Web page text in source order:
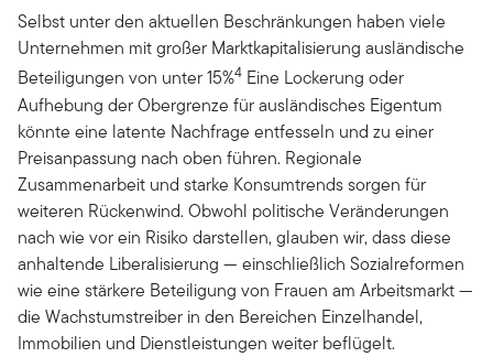
Selbst unter den aktuellen Beschränkungen haben viele
Unternehmen mit großer Marktkapitalisierung ausländische
Beteiligungen von unter 15%4 Eine Lockerung oder
Aufhebung der Obergrenze für ausländisches Eigentum
könnte eine latente Nachfrage entfesseln und zu einer
Preisanpassung nach oben führen. Regionale
Zusammenarbeit und starke Konsumtrends sorgen für
weiteren Rückenwind. Obwohl politische Veränderungen
nach wie vor ein Risiko darstellen, glauben wir, dass diese
anhaltende Liberalisierung — einschließlich Sozialreformen
wie eine stärkere Beteiligung von Frauen am Arbeitsmarkt —
die Wachstumstreiber in den Bereichen Einzelhandel,
Immobilien und Dienstleistungen weiter beflügelt.